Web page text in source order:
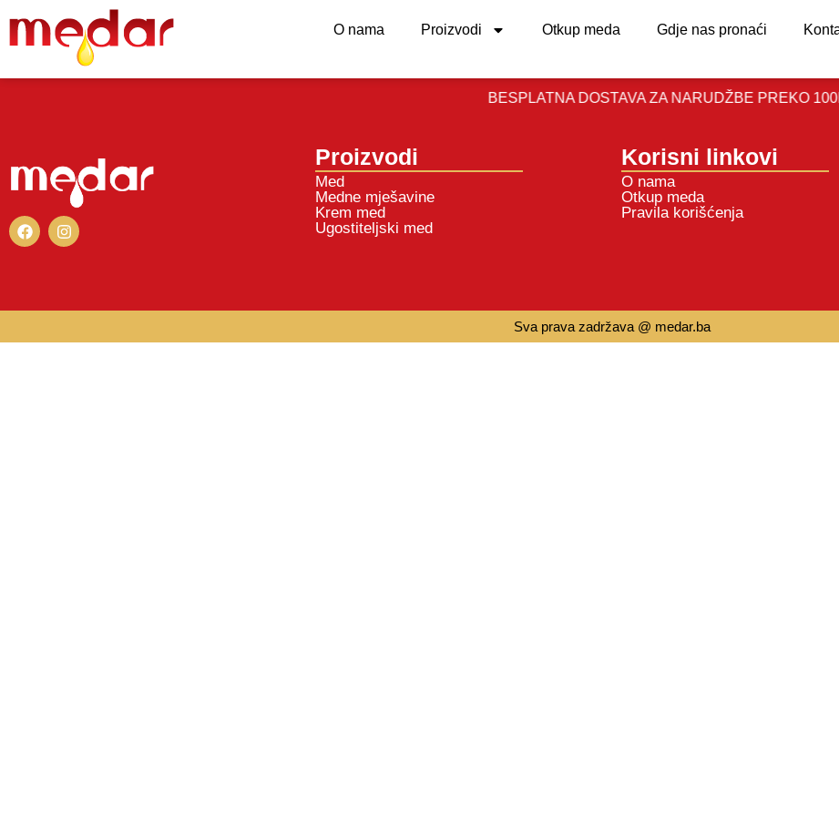
O nama Proizvodi Otkup meda Gdje nas pronaći
BESPLATNA DOSTAVA ZA NARUDŽBE PREKO
Proizvodi
Med
Medne mješavine
Krem med
Ugostiteljski med
Korisni linkovi
O nama
Otkup meda
Pravila korišćenja
Sva prava zadržava @ medar.ba